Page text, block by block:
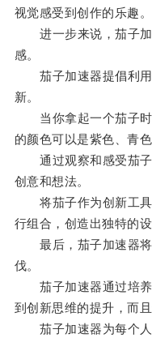
视觉感受到创作的乐趣。
进一步来说，茄子加
感。
茄子加速器提倡利用
新。
当你拿起一个茄子时
的颜色可以是紫色、青色
通过观察和感受茄子
创意和想法。
将茄子作为创新工具
行组合，创造出独特的
最后，茄子加速器将
伐。
茄子加速器通过培养
到创新思维的提升，而
茄子加速器为每个人